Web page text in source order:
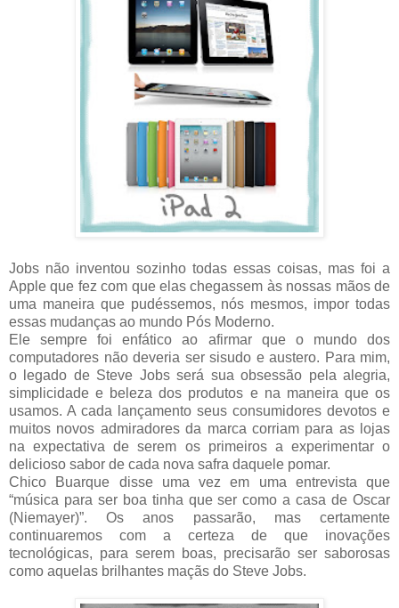
Jobs não inventou sozinho todas essas coisas, mas foi a
Apple que fez com que elas chegassem às nossas mãos de
uma maneira que pudéssemos, nós mesmos, impor todas
essas mudanças ao mundo Pós Moderno.
Ele sempre foi enfático ao afirmar que o mundo dos
computadores não deveria ser sisudo e austero. Para mim,
o legado de Steve Jobs será sua obsessão pela alegria,
simplicidade e beleza dos produtos e na maneira que os
usamos. A cada lançamento seus consumidores devotos e
muitos novos admiradores da marca corriam para as lojas
na expectativa de serem os primeiros a experimentar o
delicioso sabor de cada nova safra daquele pomar.
Chico Buarque disse uma vez em uma entrevista que
“música para ser boa tinha que ser como a casa de Oscar
(Niemayer)”. Os anos passarão, mas certamente
continuaremos com a certeza de que inovações
tecnológicas, para serem boas, precisarão ser saborosas
como aquelas brilhantes maçãs do Steve Jobs.